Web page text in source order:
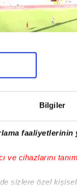
Bilgiler
faaliyetlerinin
ve cihazlarını
sizlere özel
0 Çankaya SK